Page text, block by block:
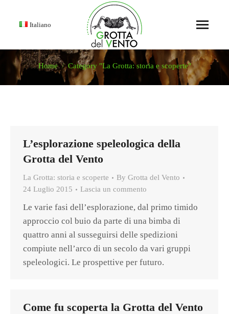
Italiano
You are here:
Home Category "La Grotta: storia e scoperte"
L’esplorazione speleologica della
Grotta del Vento
La Grotta: storia e scoperte By Grotta del Vento
24 Luglio 2015
Lascia un commento
Le varie fasi dell’esplorazione, dal primo timido
approccio col buio da parte di una bimba di
quattro anni al susseguirsi delle spedizioni
compiute nell’arco di un secolo da vari gruppi
speleologici. Le prospettive per futuro.
Come fu scoperta la Grotta del Vento